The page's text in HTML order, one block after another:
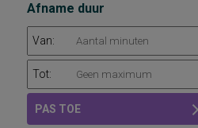
Afname duur
Van:
Tot:
PAS TOE